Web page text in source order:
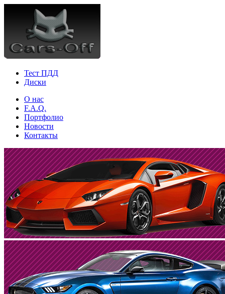
Тест ПДД
Диски
О нас
F.A.Q.
Портфолио
Новости
Контакты